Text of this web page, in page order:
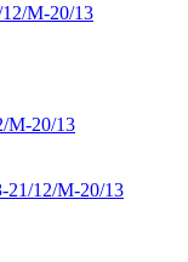
12/М-20/13